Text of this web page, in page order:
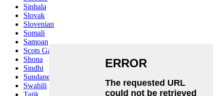
Sinhala
Slovak
Slovenian
Somali
Samoan
Scots Gaelic
Shona
Sindhi
Sundanese
Swahili